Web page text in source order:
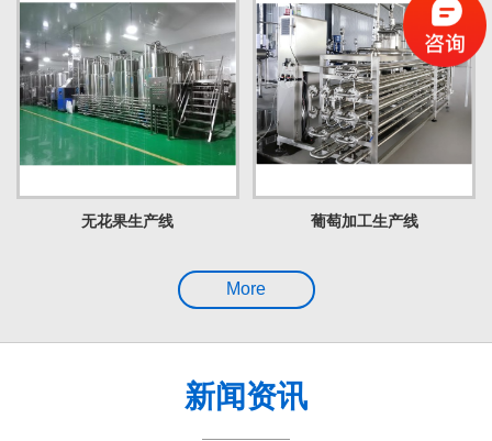
无花果生产线 葡萄加工生产线
More
新闻资讯